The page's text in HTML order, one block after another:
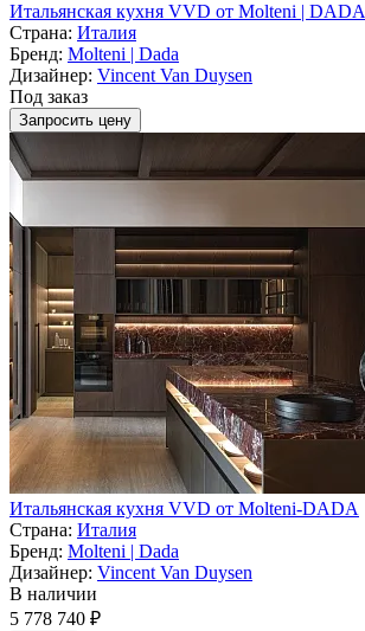
Итальянская кухня VVD от Molteni | DADA
Страна: Италия
Бренд: Molteni | Dada
Дизайнер: Vincent Van Duysen
Под заказ
Запросить цену
Итальянская кухня VVD от Molteni-DADA
Страна: Италия
Бренд: Molteni | Dada
Дизайнер: Vincent Van Duysen
В наличии
5 778 740 ₽